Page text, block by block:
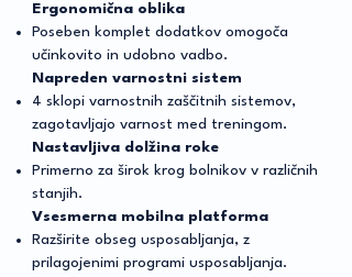
Ergonomična oblika
Poseben komplet dodatkov omogoča
učinkovito in udobno vadbo.
Napreden varnostni sistem
4 sklopi varnostnih zaščitnih sistemov,
zagotavljajo varnost med treningom.
Nastavljiva dolžina roke
Primerno za širok krog bolnikov v različnih
stanjih.
Vsesmerna mobilna platforma
Razširite obseg usposabljanja, z
prilagojenimi programi usposabljanja.